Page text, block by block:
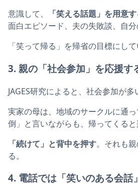
意識して、
「笑える話題」を用意
面白エピソード、夫の失敗談、自分
「笑って帰る」を帰省の目標にして
3. 親の「社会参加」を応援す
JAGES研究によると、社会参加が多
実家の母は、地域のサークルに通
倒」と言いながらも、帰ってくると
「続けて」と背中を押す。それも
る。
4. 電話では「笑いのある会話